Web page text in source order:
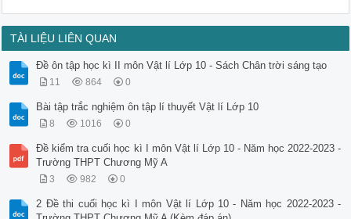
TÀI LIỆU LIÊN QUAN
Đề ôn tập học kì II môn Vật lí Lớp 10 - Sách Chân trời sáng tạo
11 864 0
Bài tập trắc nghiệm ôn tập lí thuyết Vật lí Lớp 10
8 1016 0
Đề kiểm tra cuối học kì I môn Vật lí Lớp 10 - Năm học 2022-2023 -
Trường THPT Chương Mỹ A
3 982 0
2 Đề thi cuối học kì I môn Vật lí Lớp 10 - Năm học 2022-2023 -